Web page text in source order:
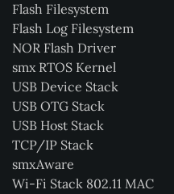
Flash Filesystem
Flash Log Filesystem
NOR Flash Driver
smx RTOS Kernel
USB Device Stack
USB OTG Stack
USB Host Stack
TCP/IP Stack
smxAware
Wi-Fi Stack 802.11 MAC